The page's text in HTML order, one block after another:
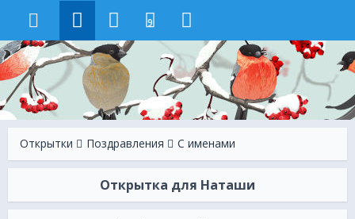
9
Открытки Поздравления С именами
Открытка для Наташи